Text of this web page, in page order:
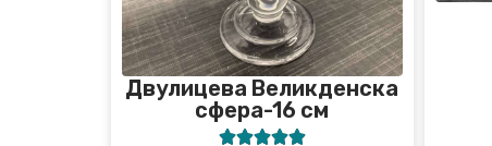
Двулицева Великденска
сфера-16 см
